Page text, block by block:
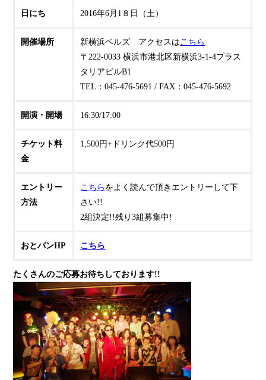
日にち 2016年6月1８日（土）
開催場所 新横浜ベルズ アクセスはこちら
〒222-0033 横浜市港北区新横浜3-1-4プラス
タリアビルB1
TEL：045-476-5691 / FAX：045-476-5692
開演・開場 16:30/17:00
チケット料
金
1,500円+ドリンク代500円
エントリー
方法
こちらをよく読んで頂きエントリーして下
さい!!
2組決定!!残り3組募集中!
おとバンHP こちら
たくさんのご応募お待ちしております!!